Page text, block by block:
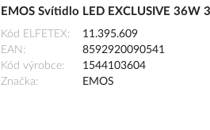
EMOS Svítidlo LED EXCLUSIVE
Kód ELFETEX
11.395.609
EAN
8592920090541
Kód výrobce
1544103604
Značka
EMOS